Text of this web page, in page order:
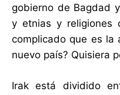
gobierno de Bagdad
y etnias y religiones
complicado que es la
nuevo país? Quisiera
Irak está dividido